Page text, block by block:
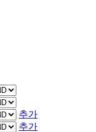
추가
추가